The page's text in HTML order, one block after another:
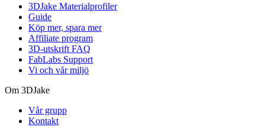
3DJake Materialprofiler
Guide
Köp mer, spara mer
Affiliate program
3D-utskrift FAQ
FabLabs Support
Vi och vår miljö
Om 3DJake
Vår grupp
Kontakt